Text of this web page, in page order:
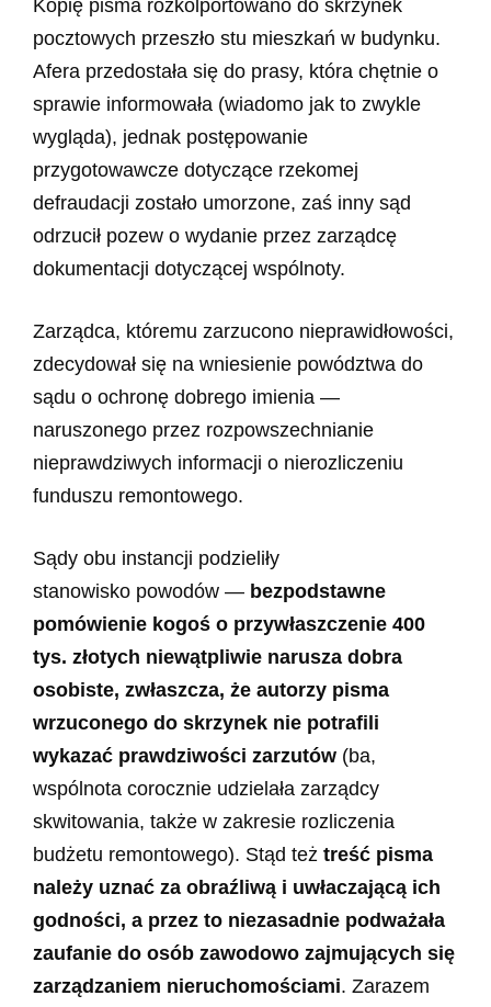
Kopię pisma rozkolportowano do skrzynek
pocztowych przeszło stu mieszkań w budynku.
Afera przedostała się do prasy, która chętnie o
sprawie informowała (wiadomo jak to zwykle
wygląda), jednak postępowanie
przygotowawcze dotyczące rzekomej
defraudacji zostało umorzone, zaś inny sąd
odrzucił pozew o wydanie przez zarządcę
dokumentacji dotyczącej wspólnoty.
Zarządca, któremu zarzucono nieprawidłowości,
zdecydował się na wniesienie powództwa do
sądu o ochronę dobrego imienia —
naruszonego przez rozpowszechnianie
nieprawdziwych informacji o nierozliczeniu
funduszu remontowego.
Sądy obu instancji podzieliły
stanowisko powodów — bezpodstawne
pomówienie kogoś o przywłaszczenie 400
tys. złotych niewątpliwie narusza dobra
osobiste, zwłaszcza, że autorzy pisma
wrzuconego do skrzynek nie potrafili
wykazać prawdziwości zarzutów (ba,
wspólnota corocznie udzielała zarządcy
skwitowania, także w zakresie rozliczenia
budżetu remontowego). Stąd też treść pisma
należy uznać za obraźliwą i uwłaczającą ich
godności, a przez to niezasadnie podważała
zaufanie do osób zawodowo zajmujących się
zarządzaniem nieruchomościami. Zarazem